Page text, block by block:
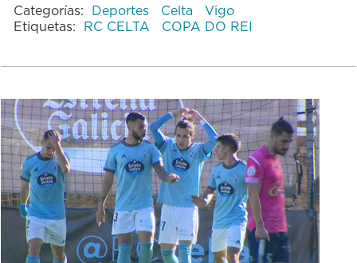
Categorías: Deportes Celta
Vigo
Etiquetas: RC CELTA COPA DO REI